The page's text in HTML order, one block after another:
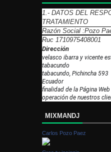
1.- DATOS DEL
TRATAMIENTO
Razón Social :Pozo
Ruc 1710975408001
Dirección
velasco ibarra y vicente
tabacundo
tabacundo, Pichincha 593
Ecuador
finalidad de la Página
operación de nuestros
MIXMANDJ
Carlos Pozo Paez